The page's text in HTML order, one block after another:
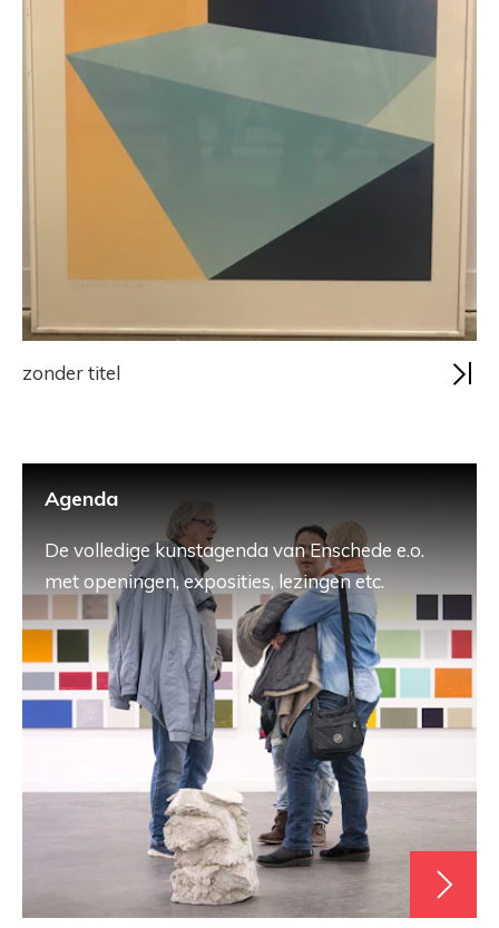
zonder titel
Agenda
De volledige kunstagenda van Enschede e.o.
met openingen, exposities, lezingen etc.